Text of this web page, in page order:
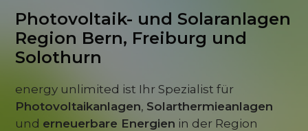
Photovoltaik- und Solaranlagen
Region Bern, Freiburg und
Solothurn
energy unlimited ist Ihr Spezialist für
Photovoltaikanlagen, Solarthermieanlagen
und erneuerbare Energien in der Region